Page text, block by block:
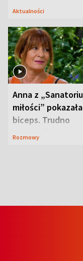
Aktualności
Anna z
miłości” pokazała
biceps. Trudno
uwierzyć, co
Rozmowy